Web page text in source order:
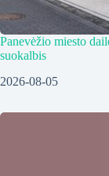
Panevėžio miesto
suokalbis
2026-08-05